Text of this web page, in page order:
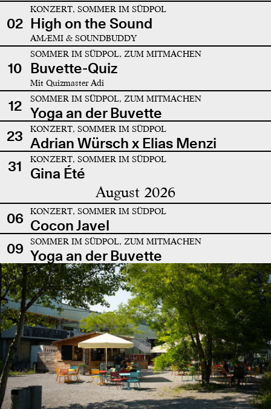
02
KONZERT, SOMMER IM SÜDPOL
High on the Sound
AMÆMI & SOUNDBUDDY
10
SOMMER IM SÜDPOL, ZUM MITMACHEN
Buvette-Quiz
Mit Quizmaster Adi
12 SOMMER IM SÜDPOL, ZUM MITMACHEN
Yoga an der Buvette
23
KONZERT, SOMMER IM SÜDPOL
Adrian Würsch x Elias Menzi
31
KONZERT, SOMMER IM SÜDPOL
Gina Été
August 2026
06 KONZERT, SOMMER IM SÜDPOL
Cocon Javel
09
SOMMER IM SÜDPOL, ZUM MITMACHEN
Yoga an der Buvette